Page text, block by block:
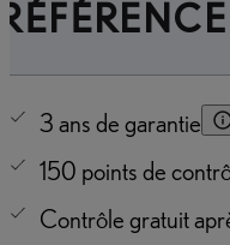
3 ans de garantie
150 points de
Contrôle gratuit